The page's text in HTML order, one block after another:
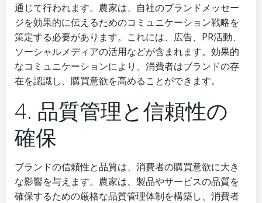
通じて行われます。農家は、自社のブランドメッセー
ジを効果的に伝えるためのコミュニケーション戦略を
策定する必要があります。これには、広告、PR活動、
ソーシャルメディアの活用などが含まれます。効果的
なコミュニケーションにより、消費者はブランドの存
在を認識し、購買意欲を高めることができます。
4. 品質管理と信頼性の
確保
ブランドの信頼性と品質は、消費者の購買意欲に大き
な影響を与えます。農家は、製品やサービスの品質を
確保するための厳格な品質管理体制を構築し、消費者